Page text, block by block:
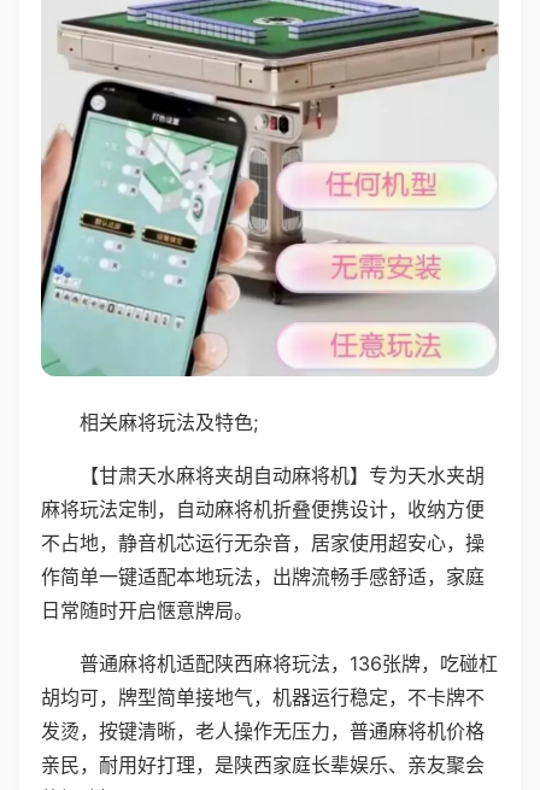
相关麻将玩法及特色;
【甘肃天水麻将夹胡自动麻将机】专为天水夹胡
麻将玩法定制，自动麻将机折叠便携设计，收纳方便
不占地，静音机芯运行无杂音，居家使用超安心，操
作简单一键适配本地玩法，出牌流畅手感舒适，家庭
日常随时开启惬意牌局。
普通麻将机适配陕西麻将玩法，136张牌，吃碰杠
胡均可，牌型简单接地气，机器运行稳定，不卡牌不
发烫，按键清晰，老人操作无压力，普通麻将机价格
亲民，耐用好打理，是陕西家庭长辈娱乐、亲友聚会